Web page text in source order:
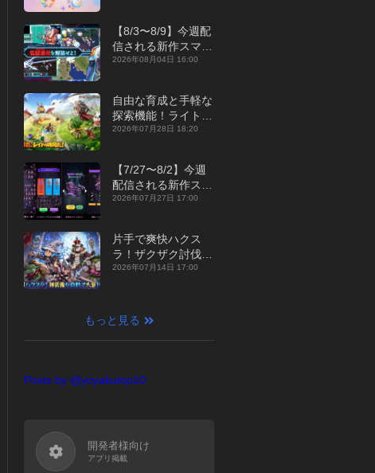
【8/3〜8/9】今週配
信される新作スマホ
ゲームをまとめてお
2026年08月04日 16:00
自由な育成と手軽な
探索機能！ライトカ
ジュアルMMORPG
征』【最新作PICKU
P】
2026年07月28日 18:20
【7/27〜8/2】今週
配信される新作スマ
ホゲームをまとめて
年】
2026年07月27日 17:00
片手で爽快ハクス
ラ！ザクザク討伐し
て神装備を集める放
【最新作PICKUP】
2026年07月14日 17:00
もっと見る
Posts by @yoyakutop10
開発者様向け
アプリ掲載